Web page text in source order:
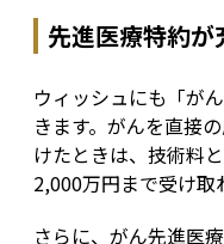
先進医療特約が
ウィッシュにも「が
きます。がんを直接
けたときは、技術料
2,000万円まで受け取
さらに、がん先進医